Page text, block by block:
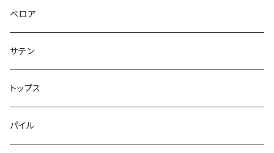
ベロア
サテン
トップス
パイル